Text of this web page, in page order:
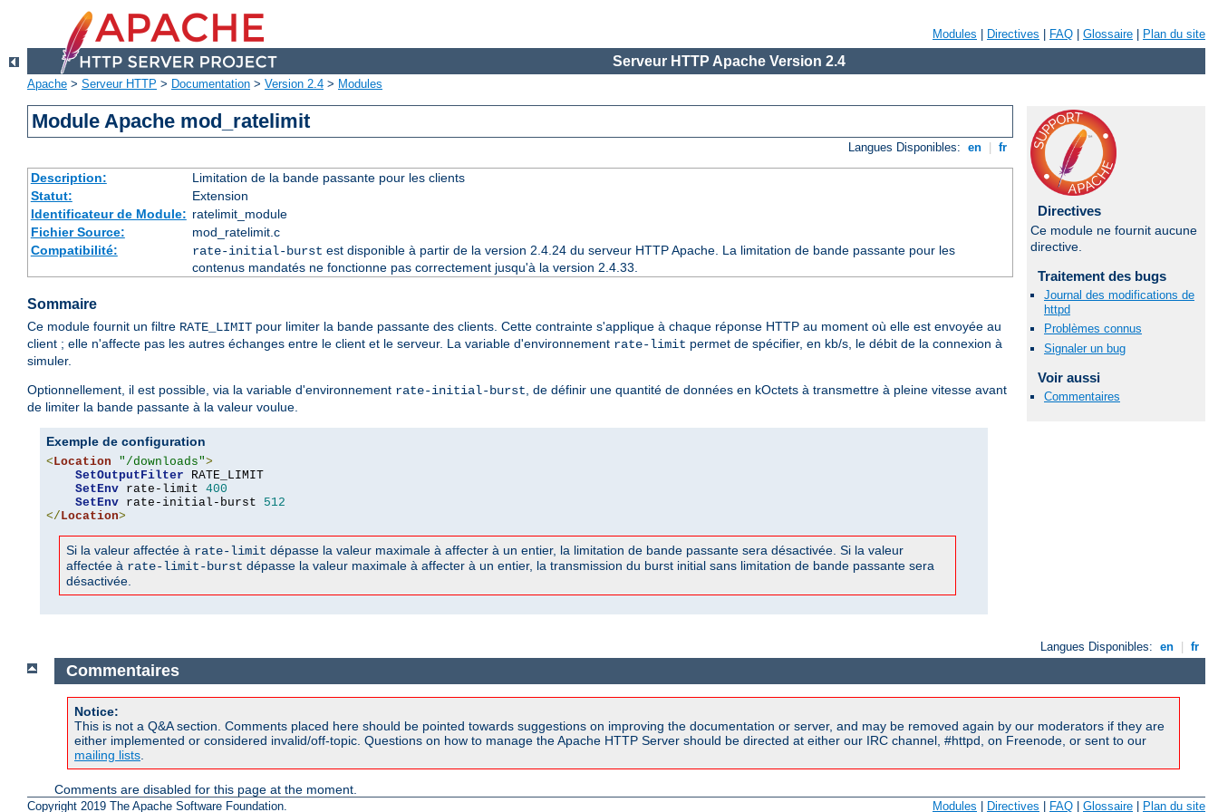
Modules Directives FAQ Glossaire Plan du site
Serveur HTTP Apache Version 2.4
Apache > Serveur HTTP > Documentation > Version 2.4 > Modules
Module Apache mod_ratelimit
Langues Disponibles: en fr
Description:
Limitation de la bande passante pour les clients
Statut:
Extension
Identificateur de Module: ratelimit_module
Fichier Source:
mod_ratelimit.c
Compatibilité:
rate-initial-burst est disponible à partir de la version 2.4.24 du serveur HTTP Apache. La limitation de bande passante pour les
contenus mandatés ne fonctionne pas correctement jusqu'à la version 2.4.33.
Sommaire
Ce module fournit un filtre RATE_LIMIT pour limiter la bande passante des clients. Cette contrainte s'applique à chaque réponse HTTP au moment où elle est envoyée au
client ; elle n'affecte pas les autres échanges entre le client et le serveur. La variable d'environnement rate-limit permet de spécifier, en kb/s, le débit de la connexion à
simuler.
Optionnellement, il est possible, via la variable d'environnement rate-initial-burst, de définir une quantité de données en kOctets à transmettre à pleine vitesse avant
de limiter la bande passante à la valeur voulue.
Exemple de configuration
<Location "/downloads">
SetOutputFilter RATE_LIMIT
SetEnv rate-limit 400
SetEnv rate-initial-burst 512
</Location>
Si la valeur affectée à rate-limit dépasse la valeur maximale à affecter à un entier, la limitation de bande passante sera désactivée. Si la valeur
affectée à rate-limit-burst dépasse la valeur maximale à affecter à un entier, la transmission du burst initial sans limitation de bande passante sera
désactivée.
Directives
Ce module ne fournit aucune
directive.
Traitement des bugs
Journal des modifications de
httpd
Problèmes connus
Signaler un bug
Voir aussi
Commentaires
Langues Disponibles: en fr
Commentaires
Notice:
This is not a Q&A section. Comments placed here should be pointed towards suggestions on improving the documentation or server, and may be removed again by our moderators if they are
either implemented or considered invalid/off-topic. Questions on how to manage the Apache HTTP Server should be directed at either our IRC channel, #httpd, on Freenode, or sent to our
mailing lists
Comments are disabled for this page at the moment.
Copyright 2019 The Apache Software Foundation. Modules Directives FAQ Glossaire Plan du site